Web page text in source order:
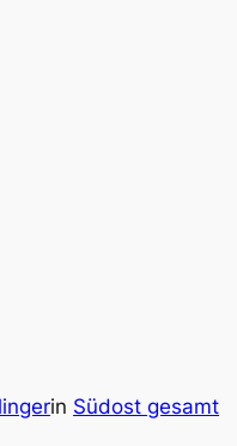
in Südost gesamt